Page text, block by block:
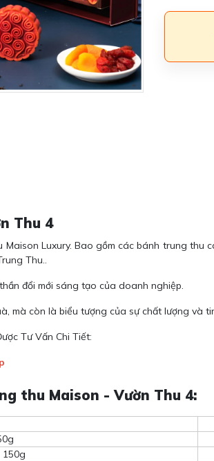
Thu 4
Luxury. Bao gồm các bánh trung thu
Thu..
đổi mới sáng tạo của doanh nghiệp.
mà còn là biểu tượng của sự chất lượng và
Tư Vấn Chi Tiết:
thu Maison - Vườn Thu 4: